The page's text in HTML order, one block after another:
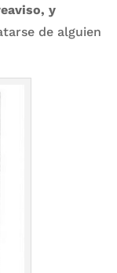
y
de alguien